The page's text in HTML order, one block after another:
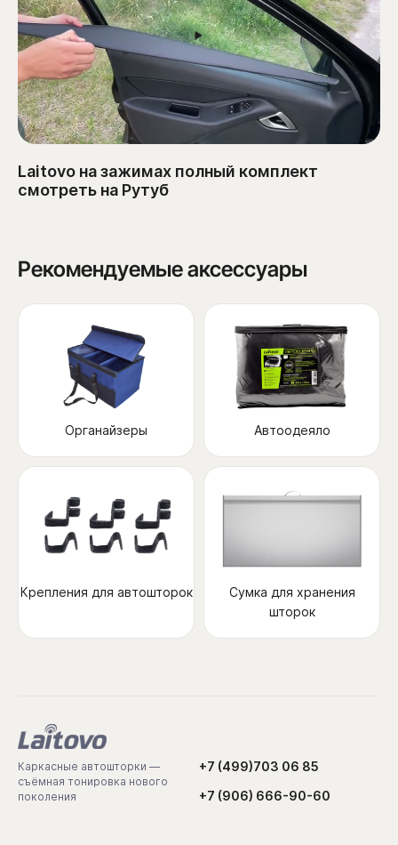
Laitovo на зажимах полный комплект
смотреть на Рутуб
Рекомендуемые аксессуары
Органайзеры Автоодеяло
Крепления для автошторок
Сумка для хранения
шторок
Каркасные автошторки —
съёмная тонировка нового
поколения
+7 (499)703 06 85
+7 (906) 666-90-60